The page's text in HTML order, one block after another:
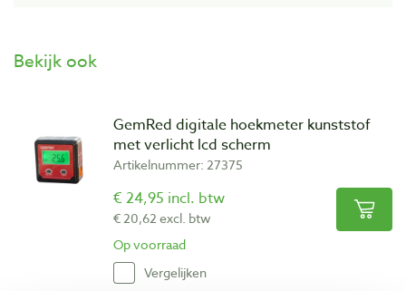
Bekijk ook
GemRed digitale hoekmeter kunststof
met verlicht lcd scherm
Artikelnummer: 27375
€ 24,95 incl. btw
€ 20,62 excl. btw
Op voorraad
Vergelijken